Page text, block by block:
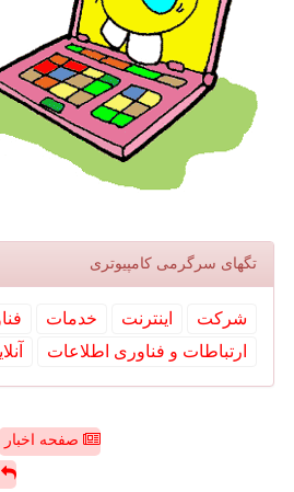
تگهای سرگرمی كامپیوتری
شركت اینترنت خدمات
ارتباطات و فناوری اطلاعات
صفحه اخبار